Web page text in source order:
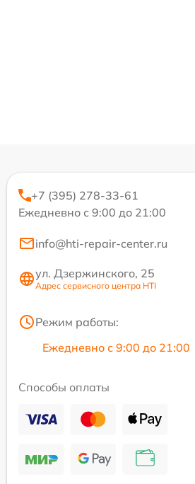
+7 (395) 278-33-61
Ежедневно с 9:00 до 21:00
info@hti-repair-center.ru
ул. Дзержинского, 25
Адрес сервисного центра HTI
Режим работы:
Ежедневно с 9:00 до 21:00
Способы оплаты